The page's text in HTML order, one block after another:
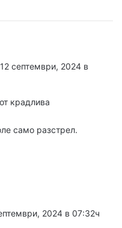
септември, 2024 в
крадлива
само разстрел.
2024 в 07:32ч